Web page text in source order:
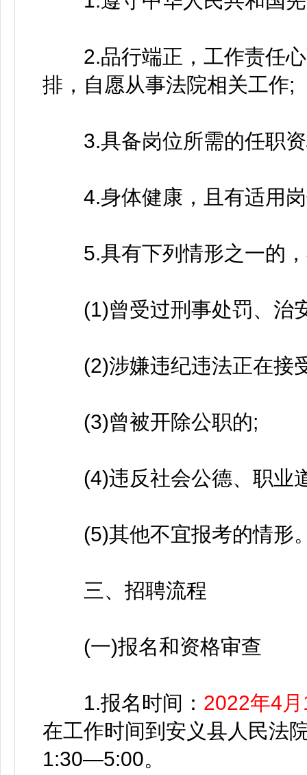
2.品行端正，工作责任心
排，自愿从事法院相关工作;
3.具备岗位所需的任职资
4.身体健康，且有适用岗
5.具有下列情形之一的，
(1)曾受过刑事处罚、治
(2)涉嫌违纪违法正在接
(3)曾被开除公职的;
(4)违反社会公德、职业
(5)其他不宜报考的情形
三、招聘流程
(一)报名和资格审查
1.报名时间： 2022年4
在工作时间到安义县人民法
1:30—5:00。